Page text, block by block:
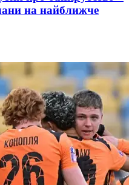
на найближче